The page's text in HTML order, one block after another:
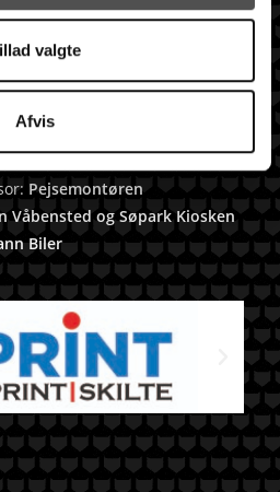
valgte
Afvis
Pejsemontøren
Våbensted og Søpark Kiosken
Biler